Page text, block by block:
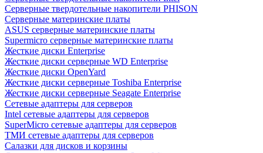
Cерверные твердотельные накопители PHISON
Серверные материнские платы
ASUS серверные материнские платы
Supermicro серверные материнские платы
Жесткие диски Enterprise
Жесткие диски серверные WD Enterprise
Жесткие диски OpenYard
Жесткие диски серверные Toshiba Enterprise
Жесткие диски серверные Seagate Enterprise
Сетевые адаптеры для серверов
Intel сетевые адаптеры для серверов
SuperMicro сетевые адаптеры для серверов
ТМИ сетевые адаптеры для серверов
Салазки для дисков и корзины